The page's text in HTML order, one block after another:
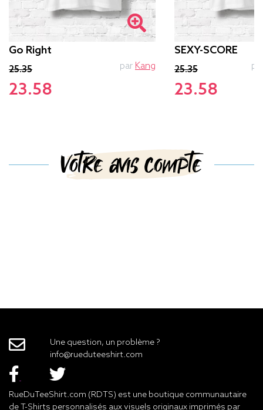
Go Right
25.35
23.58
par Kang
SEXY-SCORE
25.35
23.58
Votre avis compte
Une question, un problème ?
info@rueduteeshirt.com
RueDuTeeShirt.com (RDTS) est une boutique communautaire
de T-Shirts personnalisés aux visuels originaux imprimés par